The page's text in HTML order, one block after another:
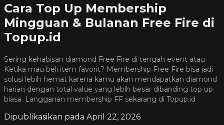
Cara Top Up Membership
Mingguan & Bulanan Free Fire di
Topup.id
Sering kehabisan diamond Free Fire di tengah event atau
Ketika mau beli item favorit? Membership Free Fire bisa jadi
solusi lebih hemat karena kamu akan mendapatkan diamond
harian dengan total value yang lebih besar dibanding top up
biasa. Langganan membership FF sekarang di Topup.id
Dipublikasikan pada April 22, 2026